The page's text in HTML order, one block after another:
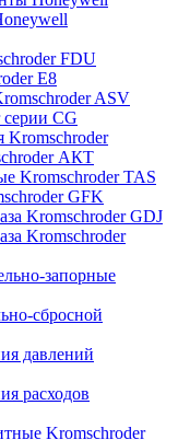
FDU
E8
ASV
CG
Kromschroder
АКТ
Kromschroder TAS
GFK
Kromschroder GDJ
Kromschroder
запорные
сбросной
давлений
расходов
Kromschroder